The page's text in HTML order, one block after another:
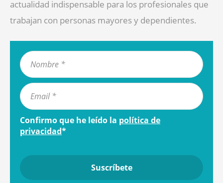
actualidad indispensable para los profesionales que
trabajan con personas mayores y dependientes.
Confirmo que he leído la política de
privacidad*